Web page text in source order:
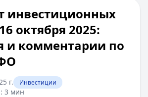
инвестиционных
октября 2025:
и комментарии по
г. Инвестиции
3 мин